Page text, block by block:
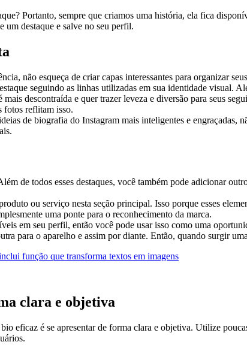
Portanto, sempre que criamos uma história, ela fica
um destaque e salve no seu perfil.
não esqueça de criar capas interessantes para organizar
seguindo as linhas utilizadas em sua identidade
mais descontraída e quer trazer leveza e diversão para seus
fotos reflitam isso.
de biografia do Instagram mais inteligentes e
de todos esses destaques, você também pode adicionar
ou serviço nesta seção principal. Isso porque esses
uma ponte para o reconhecimento da marca.
em seu perfil, então você pode usar isso como uma
para o aparelho e assim por diante. Então, quando surgir
função que transforma textos em imagens
clara e objetiva
eficaz é se apresentar de forma clara e objetiva. Utilize